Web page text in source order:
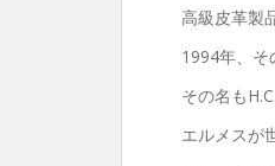
高級皮革製
1994年、そ
その名も
エルメスが